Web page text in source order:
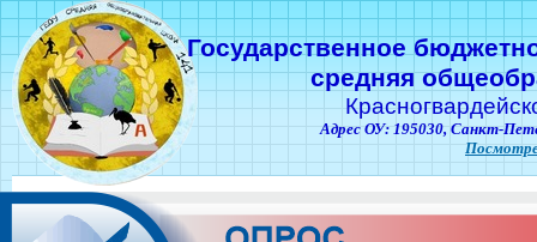
Государственное
средняя
Адрес ОУ: 195030, Санкт-